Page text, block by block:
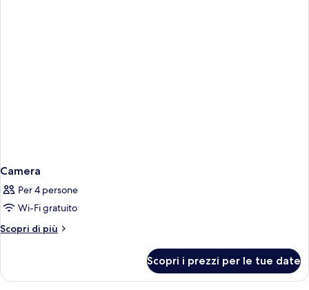
Camera
Per 4 persone
Wi-Fi gratuito
Scopri di più
Altri
Scopri i prezzi per le tue date